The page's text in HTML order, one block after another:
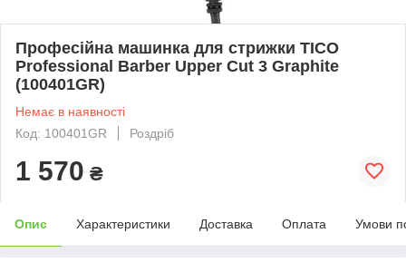
Професійна машинка для стрижки TICO
Professional Barber Upper Cut 3 Graphite
(100401GR)
Немає в наявності
Код: 100401GR
Роздріб
1 570 ₴
Опис Характеристики Доставка Оплата Умови